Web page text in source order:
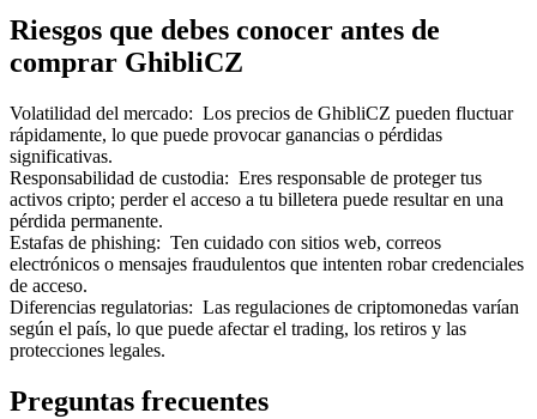
Referencia
Invita a un amigo para recibir recompensas en efectivo
BTC Welcome Rewards
Riesgos que debes conocer antes de
comprar GhibliCZ
Volatilidad del mercado: Los precios de GhibliCZ pueden fluctuar
rápidamente, lo que puede provocar ganancias o pérdidas
significativas.
Responsabilidad de custodia: Eres responsable de proteger tus
activos cripto; perder el acceso a tu billetera puede resultar en una
pérdida permanente.
Estafas de phishing: Ten cuidado con sitios web, correos
electrónicos o mensajes fraudulentos que intenten robar credenciales
de acceso.
Diferencias regulatorias: Las regulaciones de criptomonedas varían
según el país, lo que puede afectar el trading, los retiros y las
protecciones legales.
Preguntas frecuentes